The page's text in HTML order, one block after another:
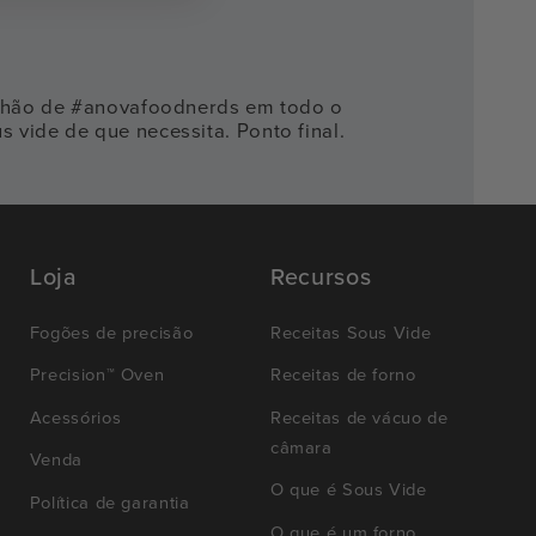
de #anovafoodnerds em todo o
vide de que necessita. Ponto final.
Loja
Fogões de precisão
Precision™ Oven
Acessórios
Venda
Política de garantia
Recursos
Receitas Sous Vide
Receitas de forno
Receitas de vácuo de
câmara
O que é Sous Vide